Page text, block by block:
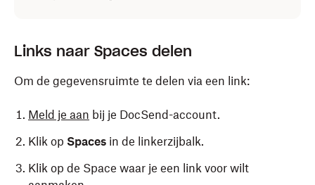
Links naar Spaces delen
Om de gegevensruimte te delen via een link:
Meld je aan bij je DocSend-account.
Klik op Spaces in de linkerzijbalk.
Klik op de Space waar je een link voor wilt